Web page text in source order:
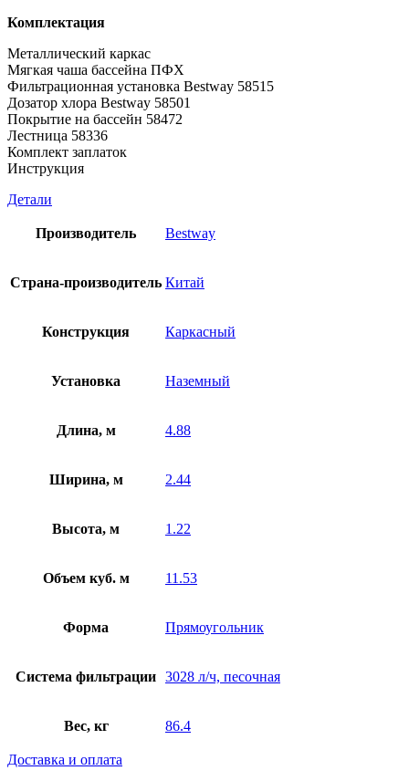
Комплектация
Металлический каркас
Мягкая чаша бассейна ПФХ
Фильтрационная установка Bestway 58515
Дозатор хлора Bestway 58501
Покрытие на бассейн 58472
Лестница 58336
Комплект заплаток
Инструкция
Детали
Производитель Bestway
Страна-производитель Китай
Конструкция Каркасный
Установка Наземный
Длина, м 4.88
Ширина, м 2.44
Высота, м 1.22
Объем куб. м 11.53
Форма Прямоугольник
Система фильтрации 3028 л/ч, песочная
Вес, кг 86.4
Доставка и оплата